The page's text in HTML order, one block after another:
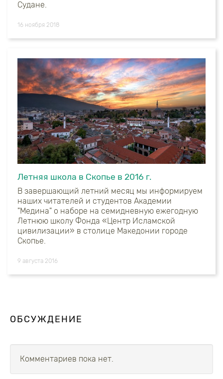
Судане.
16 ноября 2018
Летняя школа в Скопье в 2016 г.
В завершающий летний месяц мы информируем
наших читателей и студентов Академии
"Медина" о наборе на семидневную ежегодную
Летнюю школу Фонда «Центр Исламской
цивилизации» в столице Македонии городе
Скопье.
9 августа 2016
ОБСУЖДЕНИЕ
Комментариев пока нет.